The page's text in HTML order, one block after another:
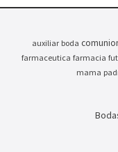
auxiliar boda
farmaceutica farmacia
mama